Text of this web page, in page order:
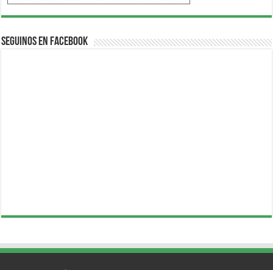
Seguinos en Facebook